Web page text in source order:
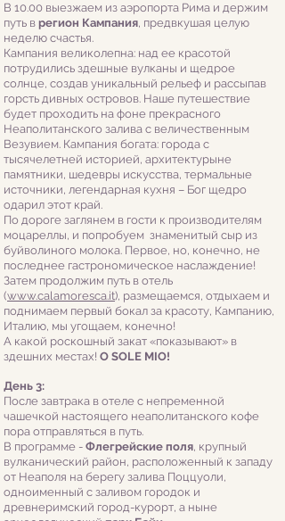
В 10.00 выезжаем из аэропорта Рима и держим
путь в регион Кампания, предвкушая целую
неделю счастья.
Кампания великолепна: над ее красотой
потрудились здешные вулканы и щедрое
солнце, создав уникальный рельеф и рассыпав
горсть дивных островов. Наше путешествие
будет проходить на фоне прекрасного
Неаполитанского залива с величественным
Везувием. Кампания богата: города с
тысячелетней историей, архитектурыне
памятники, шедевры искусства, термальные
источники, легендарная кухня – Бог щедро
одарил этот край.
По дороге заглянем в гости к производителям
моцареллы, и попробуем знаменитый сыр из
буйволиного молока. Первое, но, конечно, не
последнее гастрономическое наслаждение!
Затем продолжим путь в отель
(www.calamoresca.it), размещаемся, отдыхаем и
поднимаем первый бокал за красоту, Кампанию,
Италию, мы угощаем, конечно!
А какой роскошный закат «показывают» в
здешних местах! O SOLE MIO!
День 3:
После завтрака в отеле с непременной
чашечкой настоящего неаполитанского кофе
пора отправляться в путь.
В программе - Флегрейские поля, крупный
вулканический район, расположенный к западу
от Неаполя на берегу залива Поццуоли,
одноименный с заливом городок и
древнеримский город-курорт, а ныне